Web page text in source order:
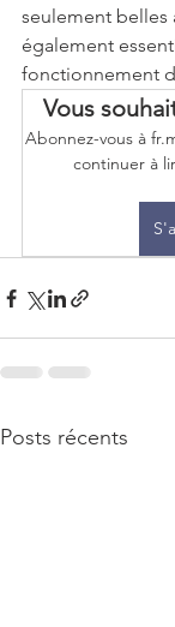
seulement belles
également
fonctionnement
Vous
Abonnez-vous à
continuer à
Posts récents